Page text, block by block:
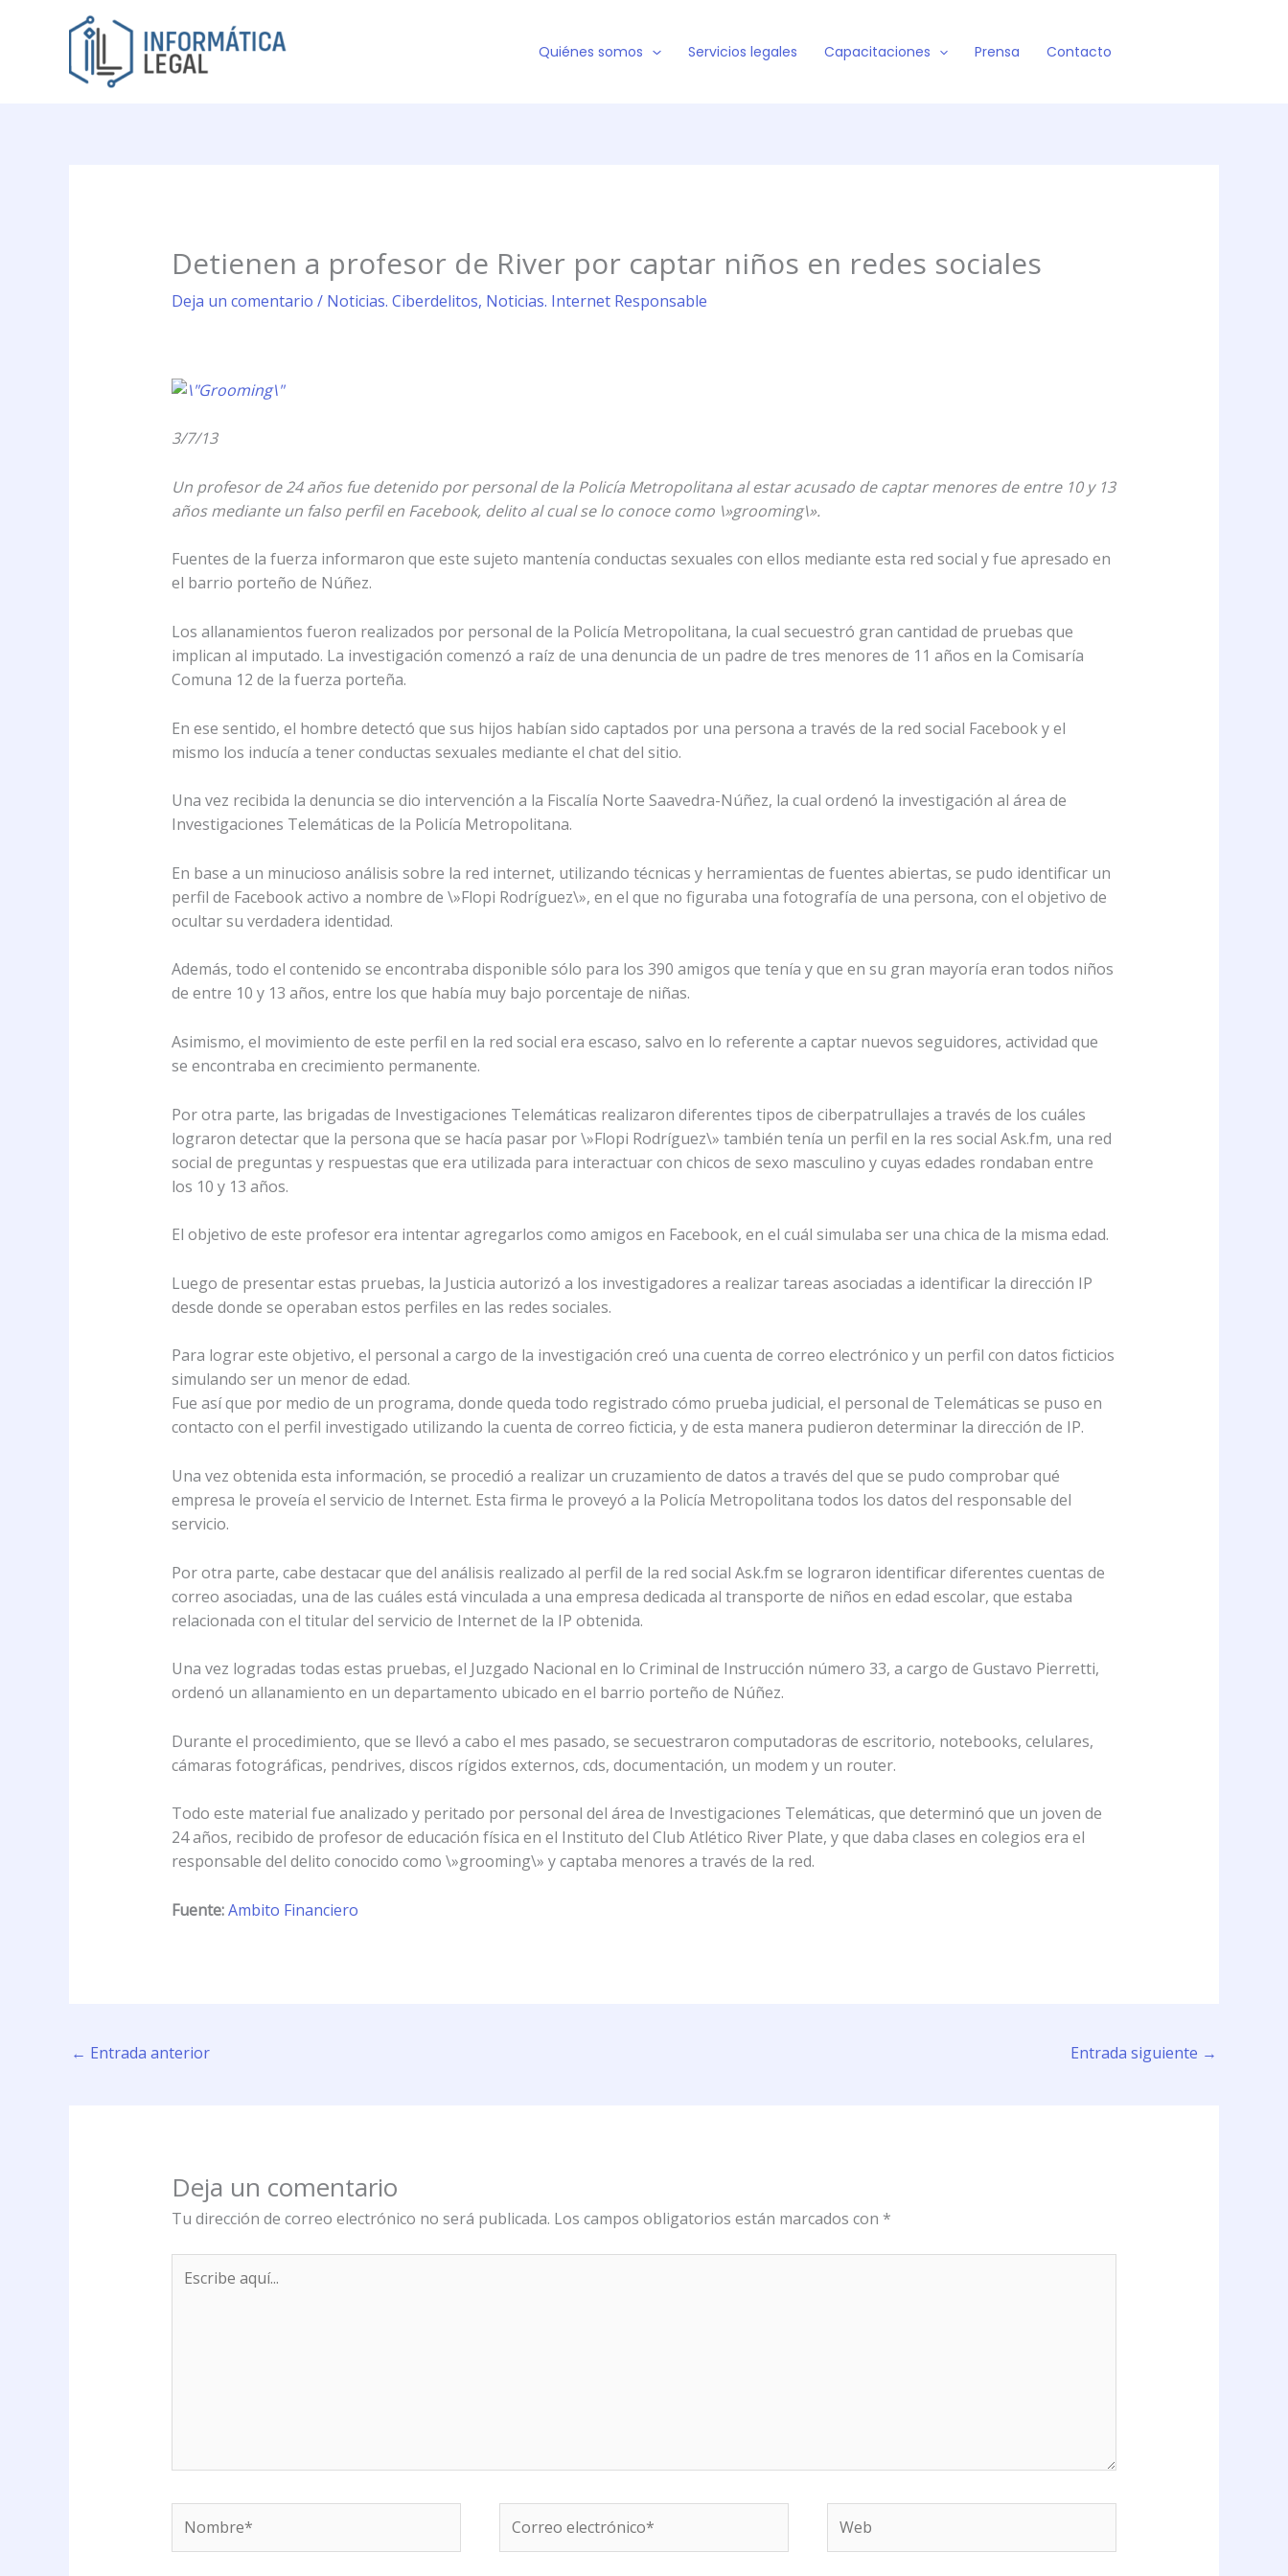
Quiénes somos Servicios legales Capacitaciones Prensa Contacto
Detienen a profesor de River por captar niños en redes sociales
Deja un comentario / Noticias. Ciberdelitos, Noticias. Internet Responsable
3/7/13
Un profesor de 24 años fue detenido por personal de la Policía Metropolitana al estar acusado de captar menores de entre 10 y 13
años mediante un falso perfil en Facebook, delito al cual se lo conoce como \»grooming\».
Fuentes de la fuerza informaron que este sujeto mantenía conductas sexuales con ellos mediante esta red social y fue apresado en
el barrio porteño de Núñez.
Los allanamientos fueron realizados por personal de la Policía Metropolitana, la cual secuestró gran cantidad de pruebas que
implican al imputado. La investigación comenzó a raíz de una denuncia de un padre de tres menores de 11 años en la Comisaría
Comuna 12 de la fuerza porteña.
En ese sentido, el hombre detectó que sus hijos habían sido captados por una persona a través de la red social Facebook y el
mismo los inducía a tener conductas sexuales mediante el chat del sitio.
Una vez recibida la denuncia se dio intervención a la Fiscalía Norte Saavedra-Núñez, la cual ordenó la investigación al área de
Investigaciones Telemáticas de la Policía Metropolitana.
En base a un minucioso análisis sobre la red internet, utilizando técnicas y herramientas de fuentes abiertas, se pudo identificar un
perfil de Facebook activo a nombre de \»Flopi Rodríguez\», en el que no figuraba una fotografía de una persona, con el objetivo de
ocultar su verdadera identidad.
Además, todo el contenido se encontraba disponible sólo para los 390 amigos que tenía y que en su gran mayoría eran todos niños
de entre 10 y 13 años, entre los que había muy bajo porcentaje de niñas.
Asimismo, el movimiento de este perfil en la red social era escaso, salvo en lo referente a captar nuevos seguidores, actividad que
se encontraba en crecimiento permanente.
Por otra parte, las brigadas de Investigaciones Telemáticas realizaron diferentes tipos de ciberpatrullajes a través de los cuáles
lograron detectar que la persona que se hacía pasar por \»Flopi Rodríguez\» también tenía un perfil en la res social Ask.fm, una red
social de preguntas y respuestas que era utilizada para interactuar con chicos de sexo masculino y cuyas edades rondaban entre
los 10 y 13 años.
El objetivo de este profesor era intentar agregarlos como amigos en Facebook, en el cuál simulaba ser una chica de la misma edad.
Luego de presentar estas pruebas, la Justicia autorizó a los investigadores a realizar tareas asociadas a identificar la dirección IP
desde donde se operaban estos perfiles en las redes sociales.
Para lograr este objetivo, el personal a cargo de la investigación creó una cuenta de correo electrónico y un perfil con datos ficticios
simulando ser un menor de edad.
Fue así que por medio de un programa, donde queda todo registrado cómo prueba judicial, el personal de Telemáticas se puso en
contacto con el perfil investigado utilizando la cuenta de correo ficticia, y de esta manera pudieron determinar la dirección de IP.
Una vez obtenida esta información, se procedió a realizar un cruzamiento de datos a través del que se pudo comprobar qué
empresa le proveía el servicio de Internet. Esta firma le proveyó a la Policía Metropolitana todos los datos del responsable del
servicio.
Por otra parte, cabe destacar que del análisis realizado al perfil de la red social Ask.fm se lograron identificar diferentes cuentas de
correo asociadas, una de las cuáles está vinculada a una empresa dedicada al transporte de niños en edad escolar, que estaba
relacionada con el titular del servicio de Internet de la IP obtenida.
Una vez logradas todas estas pruebas, el Juzgado Nacional en lo Criminal de Instrucción número 33, a cargo de Gustavo Pierretti,
ordenó un allanamiento en un departamento ubicado en el barrio porteño de Núñez.
Durante el procedimiento, que se llevó a cabo el mes pasado, se secuestraron computadoras de escritorio, notebooks, celulares,
cámaras fotográficas, pendrives, discos rígidos externos, cds, documentación, un modem y un router.
Todo este material fue analizado y peritado por personal del área de Investigaciones Telemáticas, que determinó que un joven de
24 años, recibido de profesor de educación física en el Instituto del Club Atlético River Plate, y que daba clases en colegios era el
responsable del delito conocido como \»grooming\» y captaba menores a través de la red.
Fuente:Ambito Financiero
← Entrada anterior Entrada siguiente →
Deja un comentario
Tu dirección de correo electrónico no será publicada. Los campos obligatorios están marcados con *
aquí...
electrónico*